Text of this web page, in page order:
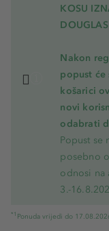
KOSU
Nakon
popust će
košarici
novi
odabrati
Popust se
posebno
odnosi na
3.-
*1 Ponuda vrijedi do